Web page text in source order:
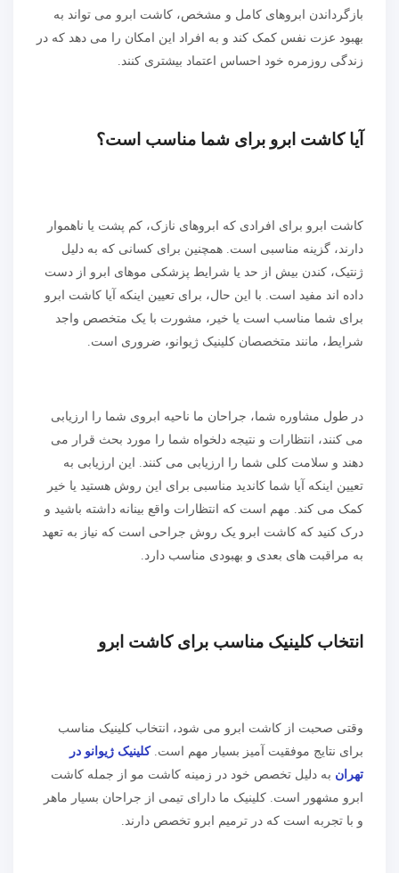
بازگرداندن ابروهای کامل و مشخص، کاشت ابرو می تواند به
بهبود عزت نفس کمک کند و به افراد این امکان را می دهد که در
زندگی روزمره خود احساس اعتماد بیشتری کنند.
آیا کاشت ابرو برای شما مناسب است؟
کاشت ابرو برای افرادی که ابروهای نازک، کم پشت یا ناهموار
دارند، گزینه مناسبی است. همچنین برای کسانی که به دلیل
ژنتیک، کندن بیش از حد یا شرایط پزشکی موهای ابرو از دست
داده اند مفید است. با این حال، برای تعیین اینکه آیا کاشت ابرو
برای شما مناسب است یا خیر، مشورت با یک متخصص واجد
شرایط، مانند متخصصان کلینیک ژیوانو، ضروری است.
در طول مشاوره شما، جراحان ما ناحیه ابروی شما را ارزیابی
می کنند، انتظارات و نتیجه دلخواه شما را مورد بحث قرار می
دهند و سلامت کلی شما را ارزیابی می کنند. این ارزیابی به
تعیین اینکه آیا شما کاندید مناسبی برای این روش هستید یا خیر
کمک می کند. مهم است که انتظارات واقع بینانه داشته باشید و
درک کنید که کاشت ابرو یک روش جراحی است که نیاز به تعهد
به مراقبت های بعدی و بهبودی مناسب دارد.
انتخاب کلینیک مناسب برای کاشت ابرو
وقتی صحبت از کاشت ابرو می شود، انتخاب کلینیک مناسب
برای نتایج موفقیت آمیز بسیار مهم است.کلینیک ژیوانو در
تهران به دلیل تخصص خود در زمینه کاشت مو از جمله کاشت
ابرو مشهور است. کلینیک ما دارای تیمی از جراحان بسیار ماهر
و با تجربه است که در ترمیم ابرو تخصص دارند.